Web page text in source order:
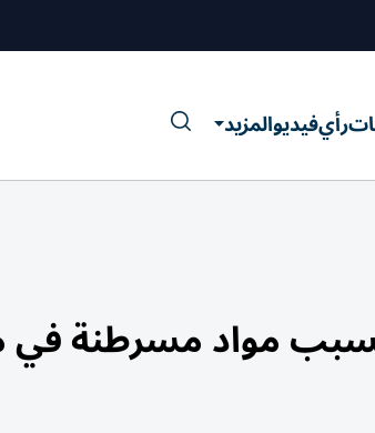
رأيفيديوالمزيد
مواد مسرطنة في